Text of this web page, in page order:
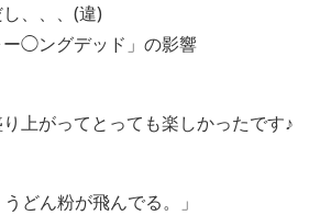
、、、(違)
◯ングデッド」の影響
上がってとっても楽しかったです♪
どん粉が飛んでる。」